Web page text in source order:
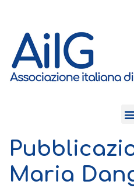
Maria